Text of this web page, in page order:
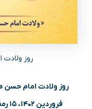
روز ولادت
فروردین ۱۴۰۲، ۱۵ رمضان ۱۴۴۴ و ۶ آپریل ۲۰۲۳ است.